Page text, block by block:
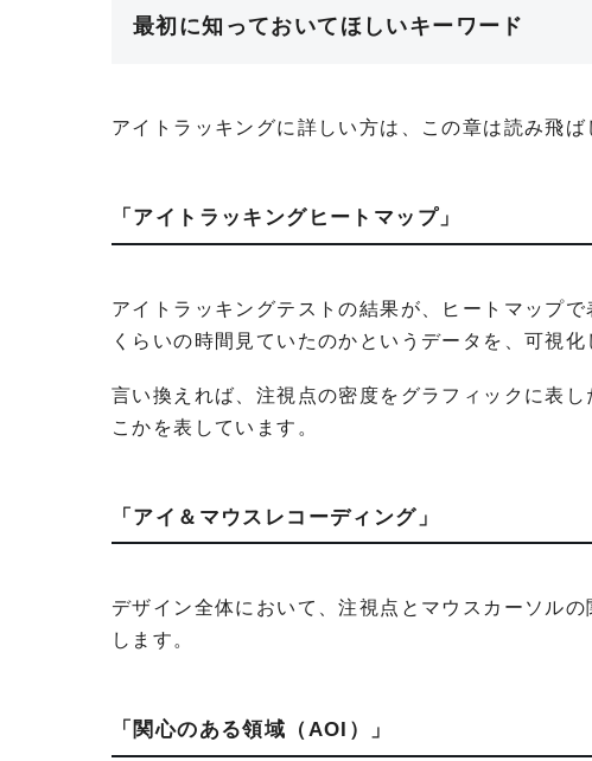
最初に知っておいてほしいキーワード
アイトラッキングに詳しい方は、この章は読み飛ば
「アイトラッキングヒートマップ」
アイトラッキングテストの結果が、ヒートマップ
くらいの時間見ていたのかというデータを、可視化
言い換えれば、注視点の密度をグラフィックに表
こかを表しています。
「アイ＆マウスレコーディング」
デザイン全体において、注視点 とマウスカーソル
します。
「関心のある領域（AOI）」